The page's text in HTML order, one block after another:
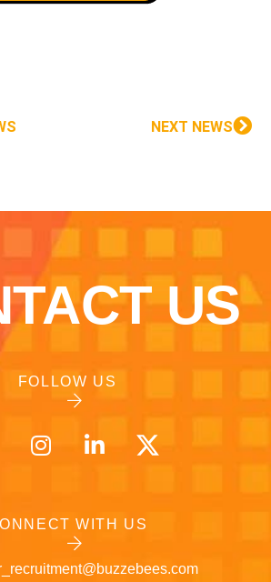
NEXT NEWS
US
FOLLOW US
WITH US